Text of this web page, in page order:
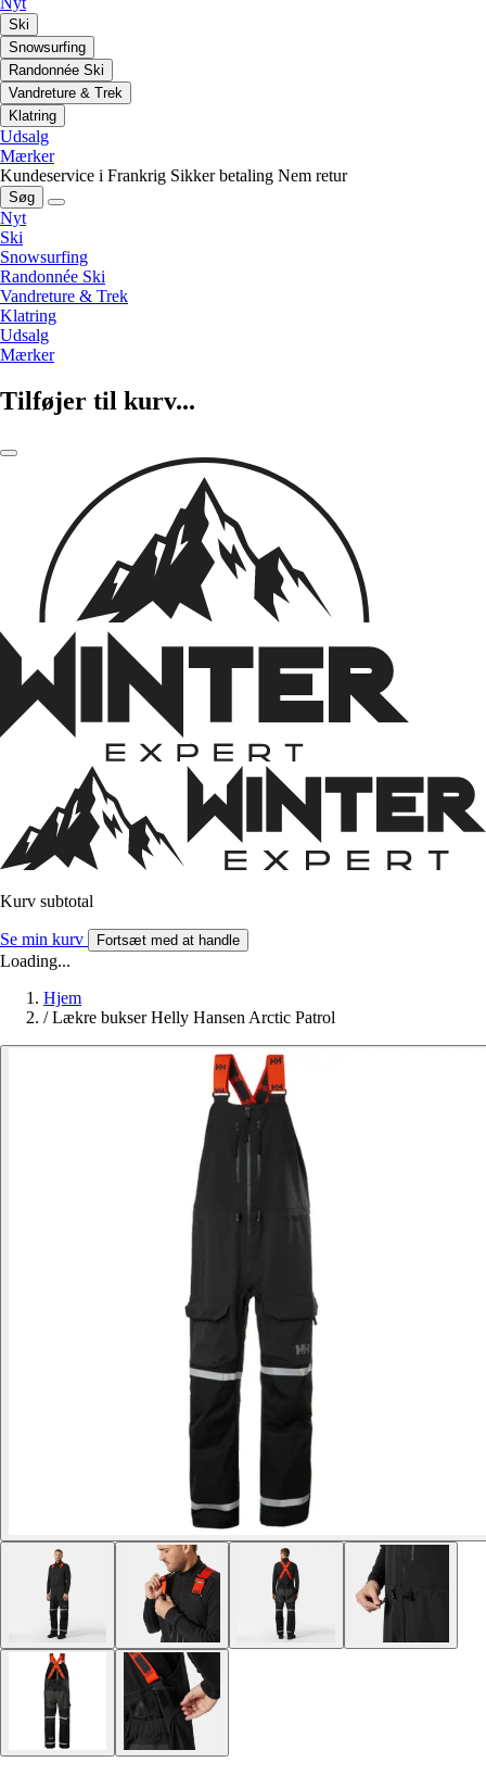
Ski
Snowsurfing
Randonnée Ski
Vandreture & Trek
Klatring
Udsalg
Mærker
Kundeservice i Frankrig Sikker betaling Nem retur
Søg
Nyt
Ski
Snowsurfing
Randonnée Ski
Vandreture & Trek
Klatring
Udsalg
Mærker
Tilføjer til kurv...
Kurv subtotal
Se min kurv Fortsæt med at handle
Loading...
Hjem
/ Lækre bukser Helly Hansen Arctic Patrol